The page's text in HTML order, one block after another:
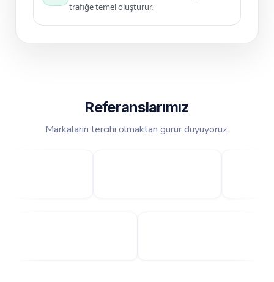
trafiğe temel oluşturur.
Referanslarımız
Markaların tercihi olmaktan gurur duyuyoruz.